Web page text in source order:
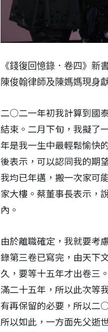
《錢復回憶錄．卷四》新
陳俊翰律師及陳媽媽現身
二○二一年初我計算到國
結束。二月下旬，我擬了
年是我一生中最輕鬆愉快
後表示，可以認同我的期
我均已年邁，搬一次家可
家大樓。蔡董事長表示，
內。
由於離職確定，我就要考
錄第三卷已寫完，由天下
久，要等十五年才出卷三
滿二十五年，所以此次等
有再保留的必要，所以二
所以如此，一方面先父逝